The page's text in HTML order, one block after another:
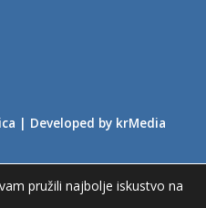
| Developed by krMedia
pružili najbolje iskustvo na